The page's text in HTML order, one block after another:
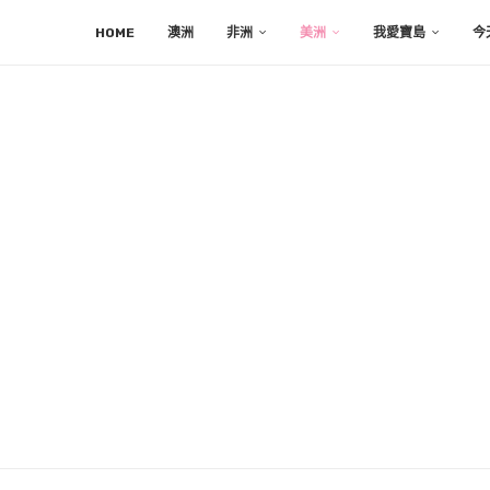
HOME 澳洲 非洲 美洲 我愛寶島 今